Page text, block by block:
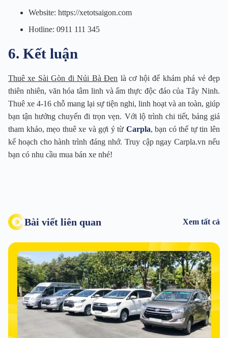
Website: https://xetotsaigon.com
Hotline: 0911 111 345
6. Kết luận
Thuê xe Sài Gòn đi Núi Bà Đen là cơ hội để khám phá vẻ đẹp
thiên nhiên, văn hóa tâm linh và ẩm thực độc đáo của Tây Ninh.
Thuê xe 4-16 chỗ mang lại sự tiện nghi, linh hoạt và an toàn, giúp
bạn tận hưởng chuyến đi trọn vẹn. Với lộ trình chi tiết, bảng giá
tham khảo, mẹo thuê xe và gợi ý từ Carpla, bạn có thể tự tin lên
kế hoạch cho hành trình đáng nhớ. Truy cập ngay Carpla.vn nếu
bạn có nhu cầu mua bán xe nhé!
Bài viết liên quan Xem tất cả